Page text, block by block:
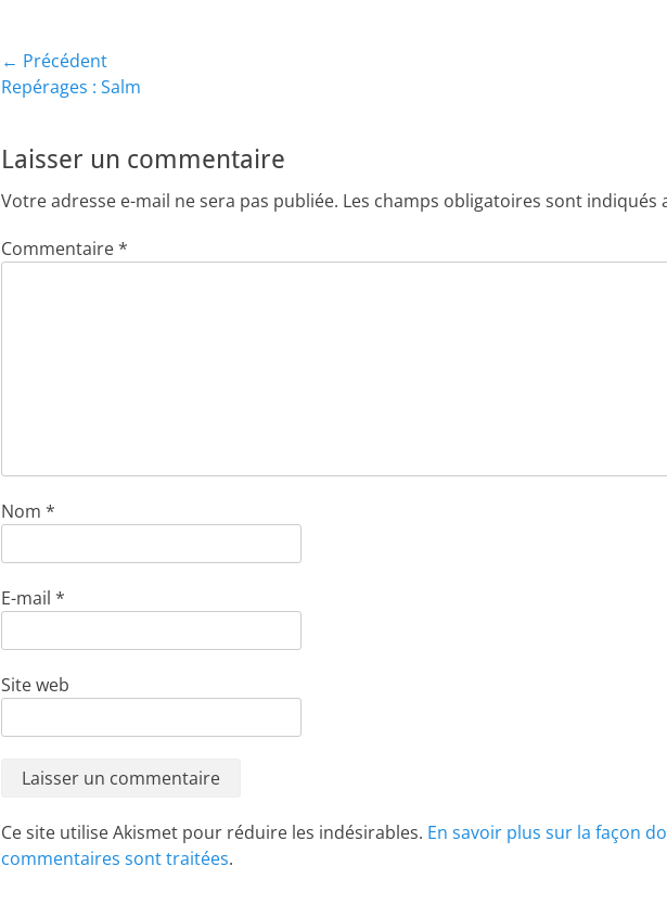
Navigation
de
l’article
← Précédent
Article
Repérages : Salm
Laisser un commentaire
Votre adresse e-mail ne sera pas publiée. Les champs obligatoires sont indiqués
Commentaire*
Nom *
E-mail *
Site web
Ce site utilise Akismet pour réduire les indésirables. En savoir plus sur la façon
commentaires sont traitées.